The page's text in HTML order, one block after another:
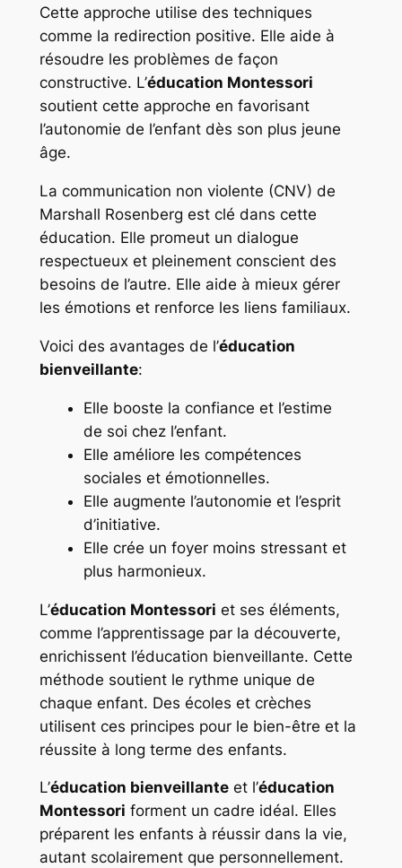
Cette approche utilise des techniques
comme la redirection positive. Elle aide à
résoudre les problèmes de façon
constructive. L’éducation Montessori
soutient cette approche en favorisant
l’autonomie de l’enfant dès son plus jeune
âge.
La communication non violente (CNV) de
Marshall Rosenberg est clé dans cette
éducation. Elle promeut un dialogue
respectueux et pleinement conscient des
besoins de l’autre. Elle aide à mieux gérer
les émotions et renforce les liens familiaux.
Voici des avantages de l’éducation
bienveillante:
Elle booste la confiance et l’estime
de soi chez l’enfant.
Elle améliore les compétences
sociales et émotionnelles.
Elle augmente l’autonomie et l’esprit
d’initiative.
Elle crée un foyer moins stressant et
plus harmonieux.
L’éducation Montessori et ses éléments,
comme l’apprentissage par la découverte,
enrichissent l’éducation bienveillante. Cette
méthode soutient le rythme unique de
chaque enfant. Des écoles et crèches
utilisent ces principes pour le bien-être et la
réussite à long terme des enfants.
L’éducation bienveillanteet l’éducation
Montessori forment un cadre idéal. Elles
préparent les enfants à réussir dans la vie,
autant scolairement que personnellement.